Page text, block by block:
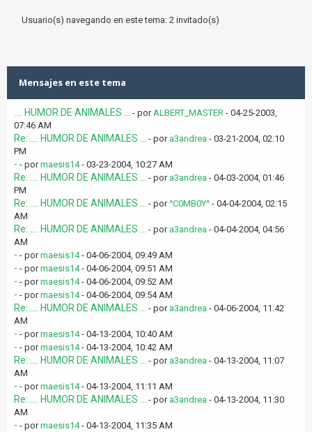
Usuario(s) navegando en este tema: 2 invitado(s)
Mensajes en este tema
.... HUMOR DE ANIMALES ... - porALBERT_MASTER - 04-25-2003,
07:46 AM
Re: .... HUMOR DE ANIMALES ... - por a3andrea - 03-21-2004, 02:10
PM
- - pormaesis14- 03-23-2004, 10:27 AM
Re: .... HUMOR DE ANIMALES ... - por a3andrea - 04-03-2004, 01:46
PM
Re: .... HUMOR DE ANIMALES ... - por^C0MB0Y^ - 04-04-2004, 02:15
AM
Re: .... HUMOR DE ANIMALES ... - por a3andrea - 04-04-2004, 04:56
AM
- - pormaesis14- 04-06-2004, 09:49 AM
- - pormaesis14- 04-06-2004, 09:51 AM
- - pormaesis14- 04-06-2004, 09:52 AM
- - pormaesis14- 04-06-2004, 09:54 AM
Re: .... HUMOR DE ANIMALES ... - por a3andrea - 04-06-2004, 11:42
AM
- - pormaesis14- 04-13-2004, 10:40 AM
- - pormaesis14- 04-13-2004, 10:42 AM
Re: .... HUMOR DE ANIMALES ... - por a3andrea - 04-13-2004, 11:07
AM
- - pormaesis14- 04-13-2004, 11:11 AM
Re: .... HUMOR DE ANIMALES ... - por a3andrea - 04-13-2004, 11:30
AM
- - pormaesis14- 04-13-2004, 11:35 AM